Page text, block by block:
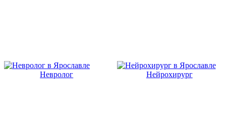
Невролог Нейрохирург